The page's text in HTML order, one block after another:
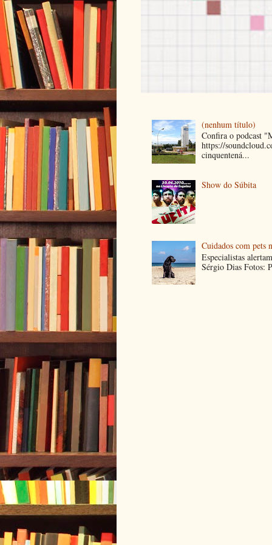
(nenhum título)
Confira o podcast
https://
cinquentená...
Show do Súbita
Cuidados com pets
Especialistas
Sérgio Dias Fotos: